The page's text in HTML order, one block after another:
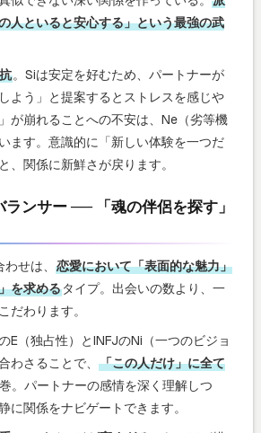
人といると安心する」という最強の武
。Siは安定を好むため、パートナーが
よう」と提案するとストレスを感じや
が崩れることへの不安は、Ne（劣等機
ます。意識的に「新しい体験を一つだ
、関係に新鮮さが戻ります。
ランサー ── 「魂の伴侶を探す」
せは、 恋愛において「表面的な魅力」
を求めるタイプ。出会いの数より、一
だわります。
E（独占性）とINFJのNi（一つのビジョ
わさることで、 「この人だけ」に全て
。パートナーの感情を深く理解しつ
に関係をナビゲートできます。